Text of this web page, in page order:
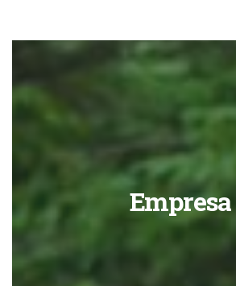
Empresa